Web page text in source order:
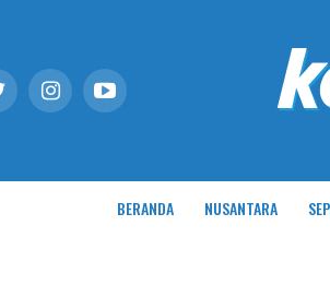
BERANDA NUSANTARA